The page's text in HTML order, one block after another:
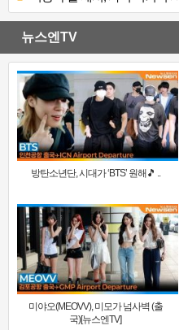
뉴스엔TV
방탄소년단, 시대가 ‘BTS’ 원해🎵 ..
미야오(MEOVV), 미모가 넘사벽 (출
국)[뉴스엔TV]